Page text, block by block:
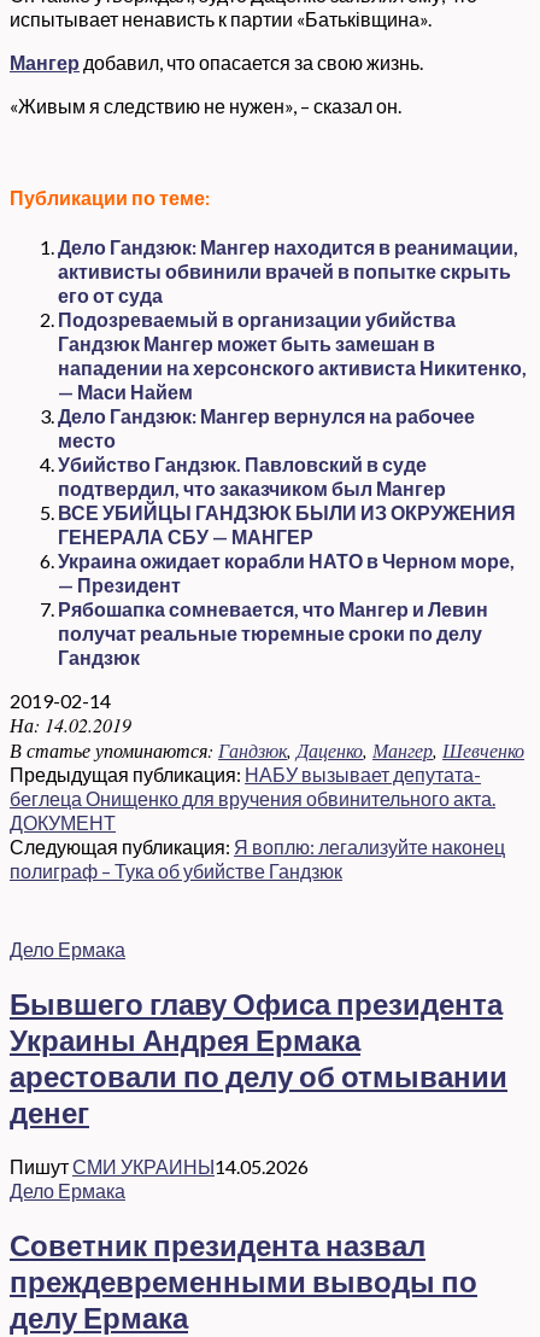
испытывает ненависть к партии «Батьківщина».
Мангер добавил, что опасается за свою жизнь.
«Живым я следствию не нужен», – сказал он.
Публикации по теме:
Дело Гандзюк: Мангер находится в реанимации,
активисты обвинили врачей в попытке скрыть
его от суда
Подозреваемый в организации убийства
Гандзюк Мангер может быть замешан в
нападении на херсонского активиста Никитенко,
— Маси Найем
Дело Гандзюк: Мангер вернулся на рабочее
место
Убийство Гандзюк. Павловский в суде
подтвердил, что заказчиком был Мангер
ВСЕ УБИЙЦЫ ГАНДЗЮК БЫЛИ ИЗ ОКРУЖЕНИЯ
ГЕНЕРАЛА СБУ — МАНГЕР
Украина ожидает корабли НАТО в Черном море,
— Президент
Рябошапка сомневается, что Мангер и Левин
получат реальные тюремные сроки по делу
Гандзюк
2019-02-14
На: 14.02.2019
В статье упоминаются: Гандзюк,Даценко, Мангер, Шевченко
Предыдущая публикация: НАБУ вызывает депутата-
беглеца Онищенко для вручения обвинительного акта.
ДОКУМЕНТ
Следующая публикация: Я воплю: легализуйте наконец
полиграф – Тука об убийстве Гандзюк
Дело Ермака
Бывшего главу Офиса президента
Украины Андрея Ермака
арестовали по делу об отмывании
денег
ПишутСМИ УКРАИНЫ14.05.2026
Дело Ермака
Советник президента назвал
преждевременными выводы по
делу Ермака